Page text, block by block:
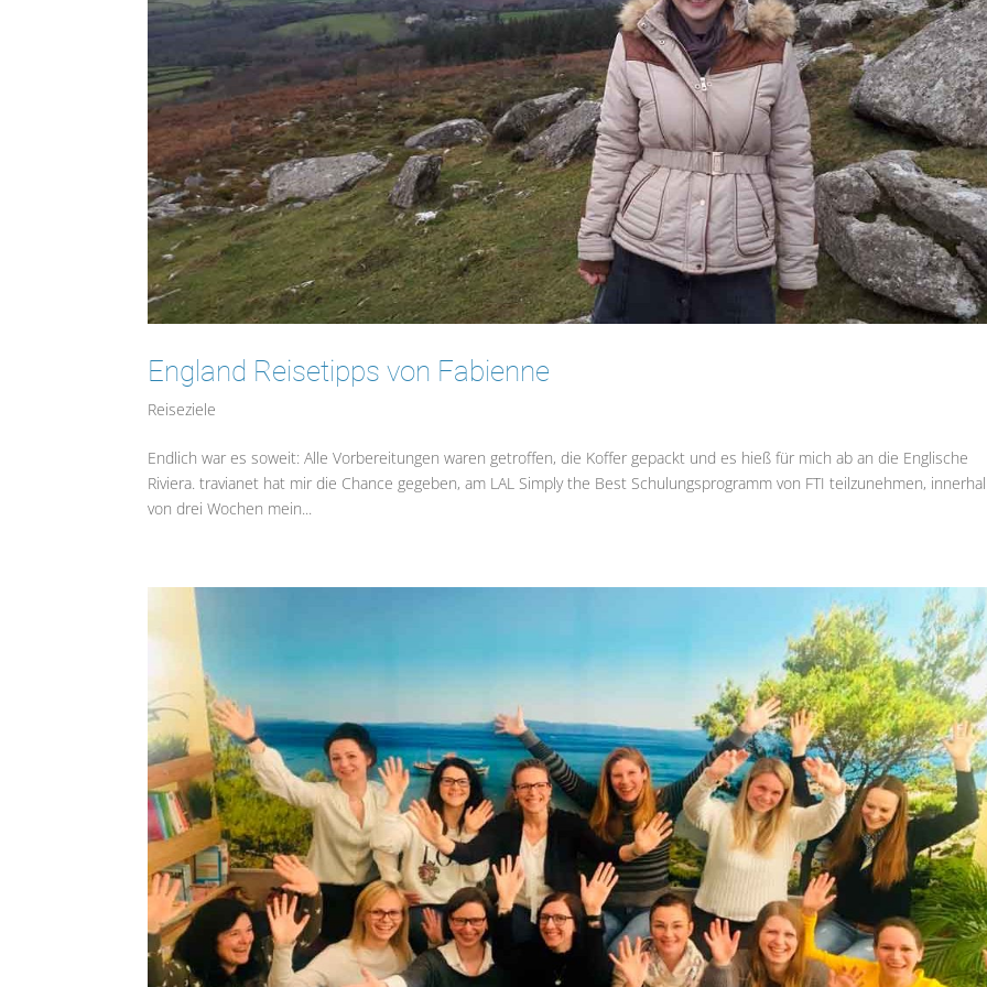
England Reisetipps von Fabienne
Reiseziele
Endlich war es soweit: Alle Vorbereitungen waren getroffen, die Koffer gepackt und es hieß für mich ab an die Englische
Riviera. travianet hat mir die Chance gegeben, am LAL Simply the Best Schulungsprogramm von FTI teilzunehmen,
von drei Wochen mein...